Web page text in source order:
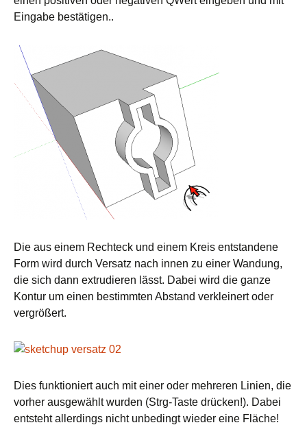
Eingabe bestätigen..
Die aus einem Rechteck und einem Kreis entstandene
Form wird durch Versatz nach innen zu einer Wandung,
die sich dann extrudieren lässt. Dabei wird die ganze
Kontur um einen bestimmten Abstand verkleinert oder
vergrößert.
Dies funktioniert auch mit einer oder mehreren Linien, die
vorher ausgewählt wurden (Strg-Taste drücken!). Dabei
entsteht allerdings nicht unbedingt wieder eine Fläche!